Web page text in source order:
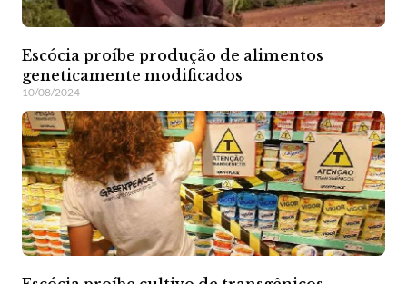
Escócia proíbe produção de alimentos
geneticamente modificados
10/08/2024